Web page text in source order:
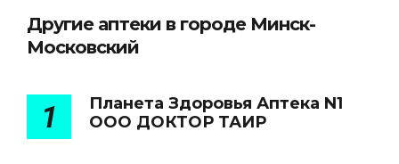
Другие аптеки в городе Минск-
Московский
1
Планета Здоровья Аптека N1
ООО ДОКТОР ТАИР